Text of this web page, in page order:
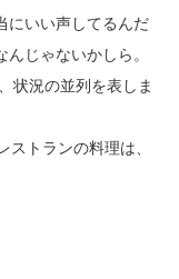
にいい声してるんだ
じゃないかしら。
状況の並列を表しま
ストランの料理は、